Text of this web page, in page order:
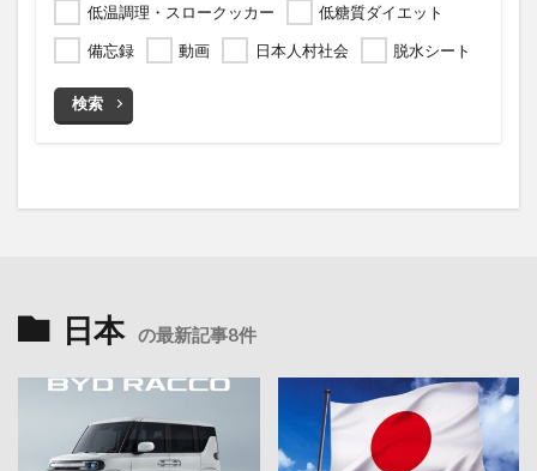
低温調理・スロークッカー
低糖質ダイエット
備忘録
動画 日本人村社会 脱水シート
検索
日本 の最新記事8件